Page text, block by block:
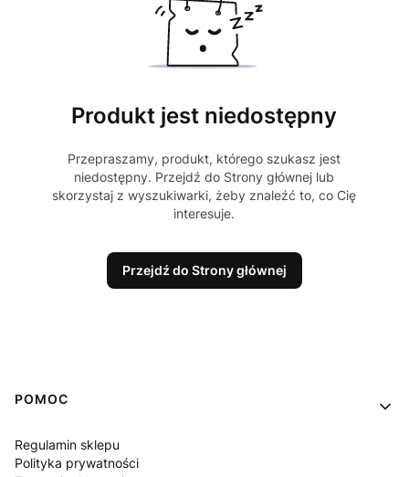
Produkt jest niedostępny
Przepraszamy, produkt, którego szukasz jest
niedostępny. Przejdź do Strony głównej lub
skorzystaj z wyszukiwarki, żeby znaleźć to, co Cię
interesuje.
Przejdź do Strony głównej
Linki w stopce
POMOC
Regulamin sklepu
Polityka prywatności